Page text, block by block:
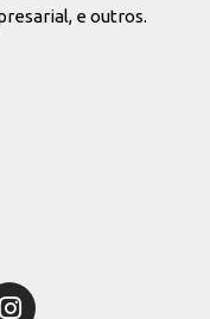
e outros.